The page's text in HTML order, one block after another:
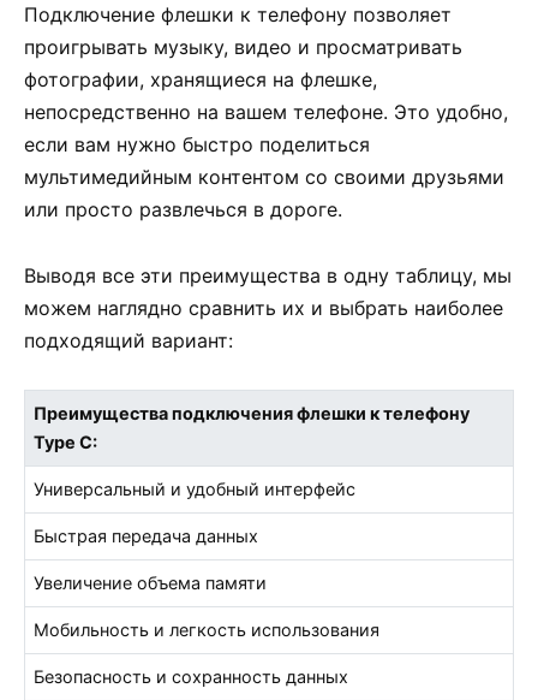
Подключение флешки к телефону позволяет
проигрывать музыку, видео и просматривать
фотографии, хранящиеся на флешке,
непосредственно на вашем телефоне. Это удобно,
если вам нужно быстро поделиться
мультимедийным контентом со своими друзьями
или просто развлечься в дороге.
Выводя все эти преимущества в одну таблицу, мы
можем наглядно сравнить их и выбрать наиболее
подходящий вариант:
Преимущества подключения флешки к телефону
Type C:
Универсальный и удобный интерфейс
Быстрая передача данных
Увеличение объема памяти
Мобильность и легкость использования
Безопасность и сохранность данных